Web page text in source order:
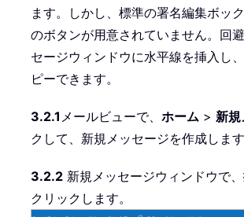
ます。しかし、標準の署名編集ボッ
のボタンが用意されていません。回
セージウィンドウに水平線を挿入し
ピーできます。
3.2.1 メールビューで、 ホーム > 新規
クして、新規メッセージを作成します
3.2.2 新規メッセージウィンドウで、
クリックします。